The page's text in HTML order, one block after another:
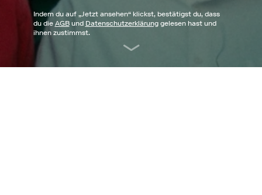
Indem du auf „Jetzt ansehen“ klickst, bestätigst du, dass
du die AGBund Datenschutzerklärunggelesen hast und
ihnen zustimmst.